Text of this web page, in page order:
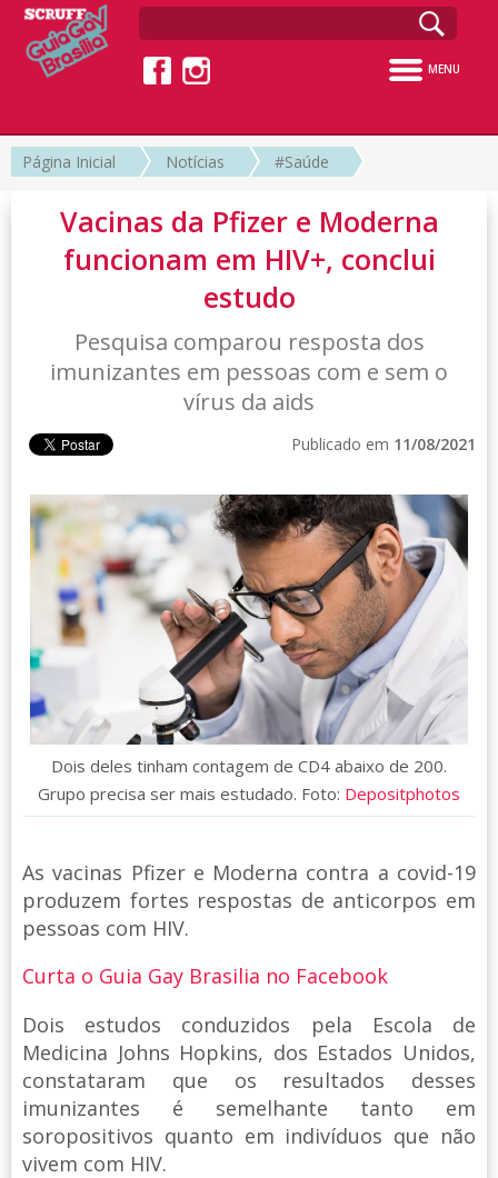
MENU
Página Inicial Notícias #Saúde
Vacinas da Pfizer e Moderna
funcionam em HIV+, conclui
estudo
Pesquisa comparou resposta dos
imunizantes em pessoas com e sem o
vírus da aids
Publicado em 11/08/2021
Dois deles tinham contagem de CD4 abaixo de 200.
Grupo precisa ser mais estudado. Foto: Depositphotos
As vacinas Pfizer e Moderna contra a covid-19
produzem fortes respostas de anticorpos em
pessoas com HIV.
Curta o Guia Gay Brasilia no Facebook
Dois estudos conduzidos pela Escola de
Medicina Johns Hopkins, dos Estados Unidos,
constataram que os resultados desses
imunizantes é semelhante tanto em
soropositivos quanto em indivíduos que não
vivem com HIV.